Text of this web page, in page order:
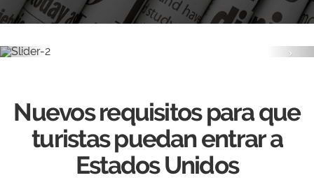
Previous
Nuevos requisitos para que
turistas puedan entrar a
Estados Unidos